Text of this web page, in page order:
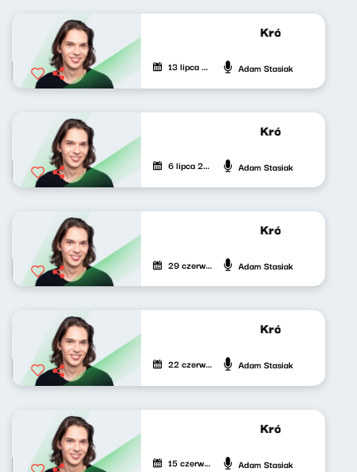
Krótkie
13 lipca 2024 Adam Stasiak
Krótkie
6 lipca 2024 Adam Stasiak
Krótkie
29 czerwca 2024 Adam Stasiak
Krótkie
22 czerwca 2024 Adam Stasiak
Krótkie
15 czerwca 2024 Adam Stasiak